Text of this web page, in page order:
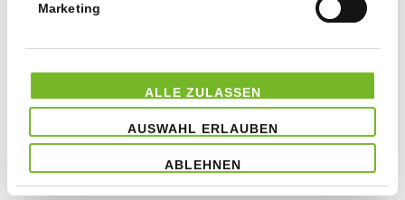
Marketing
ALLE ZULASSEN
AUSWAHL ERLAUBEN
ABLEHNEN
2019